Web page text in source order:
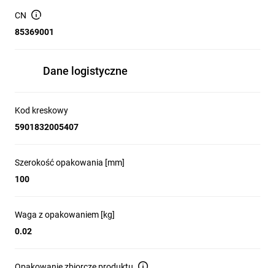
CN
85369001
Dane logistyczne
Kod kreskowy
5901832005407
Szerokość opakowania [mm]
100
Waga z opakowaniem [kg]
0.02